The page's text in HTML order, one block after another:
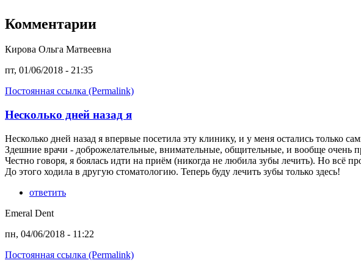
Комментарии
Кирова Ольга Матвеевна
пт, 01/06/2018 - 21:35
Постоянная ссылка (Permalink)
Несколько дней назад я
Несколько дней назад я впервые посетила эту клинику, и у меня остались только
Здешние врачи - доброжелательные, внимательные, общительные, и вообще очень
Честно говоря, я боялась идти на приём (никогда не любила зубы лечить). Но всё
До этого ходила в другую стоматологию. Теперь буду лечить зубы только здесь!
ответить
Emeral Dent
пн, 04/06/2018 - 11:22
Постоянная ссылка (Permalink)